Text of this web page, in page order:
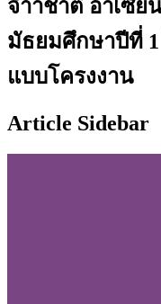
จำาชาติ อาเซีย
มัธยมศึกษาปีที่ 1
แบบโครงงาน
Article Sidebar